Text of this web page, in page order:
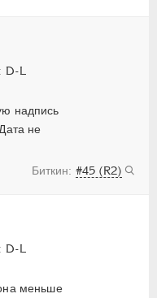
D-L
надпись
не
#45 (R2)
D-L
меньше